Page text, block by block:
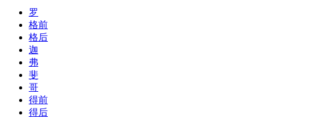
罗
格前
格后
迦
弗
斐
哥
得前
得后